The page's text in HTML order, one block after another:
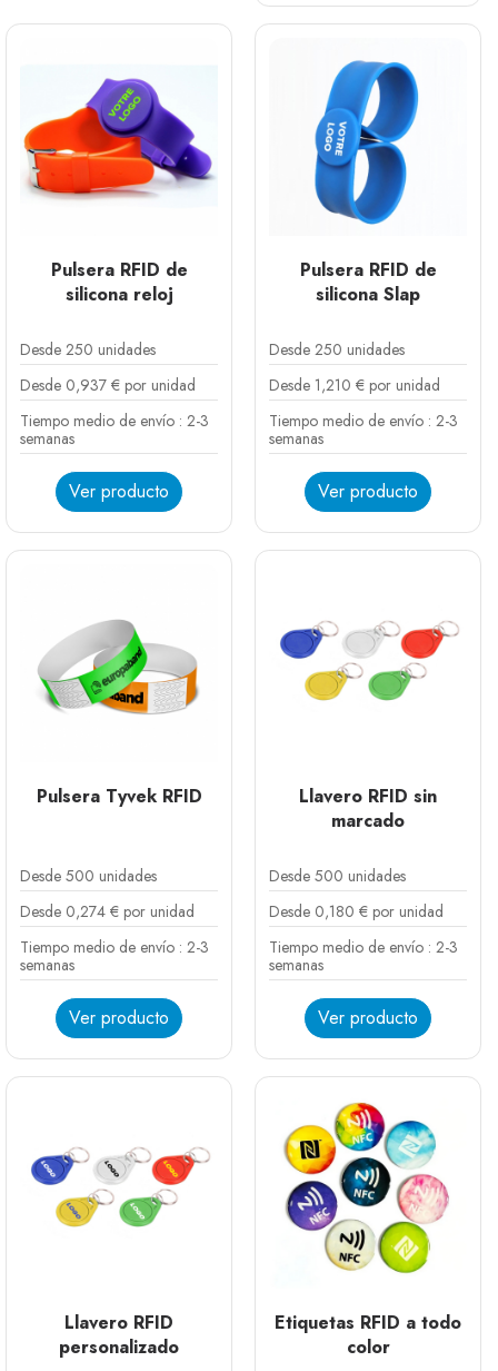
Pulsera RFID de
silicona reloj
Desde 250 unidades
Desde 0,937 € por unidad
Tiempo medio de envío : 2-3
semanas
Ver producto
Pulsera RFID de
silicona Slap
Desde 250 unidades
Desde 1,210 € por unidad
Tiempo medio de envío : 2-3
semanas
Ver producto
Pulsera Tyvek RFID
Desde 500 unidades
Desde 0,274 € por unidad
Tiempo medio de envío : 2-3
semanas
Ver producto
Llavero RFID sin
marcado
Desde 500 unidades
Desde 0,180 € por unidad
Tiempo medio de envío : 2-3
semanas
Ver producto
Llavero RFID
personalizado
Etiquetas RFID a todo
color